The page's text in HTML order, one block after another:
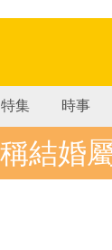
集 時事
結婚